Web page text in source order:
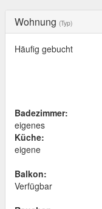
Wohnung (Typ)
Häufig gebucht
Badezimmer:
eigenes
Küche:
eigene
Balkon:
Verfügbar